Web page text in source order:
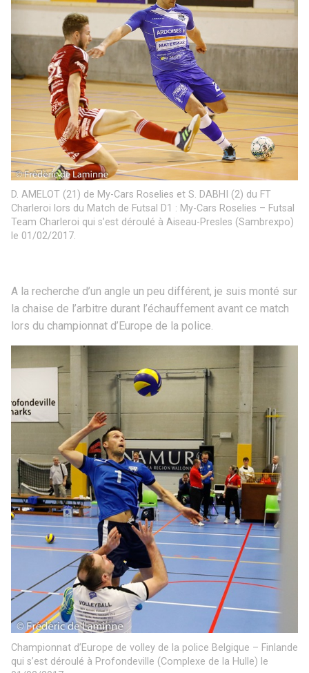
D. AMELOT (21) de My-Cars Roselies et S. DABHI (2) du FT
Charleroi lors du Match de Futsal D1 : My-Cars Roselies – Futsal
Team Charleroi qui s’est déroulé à Aiseau-Presles (Sambrexpo)
le 01/02/2017.
A la recherche d’un angle un peu différent, je suis monté sur
la chaise de l’arbitre durant l’échauffement avant ce match
lors du championnat d’Europe de la police.
Championnat d’Europe de volley de la police Belgique – Finlande
qui s’est déroulé à Profondeville (Complexe de la Hulle) le